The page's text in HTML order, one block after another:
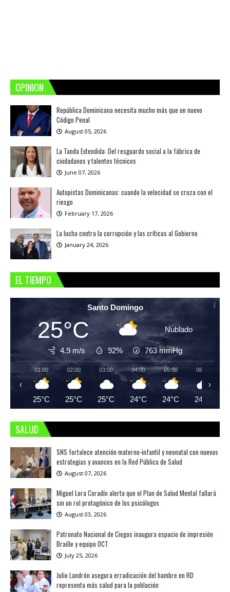
OPINION
República Dominicana necesita mucho más que un nuevo
Código Penal
August 05, 2026
La Tanda Extendida: Del resguardo social a la fábrica de
ciudadanos y talentos técnicos
June 07, 2026
Autopistas Dominicanas: cuando la velocidad se cruza con el
riesgo
February 17, 2026
La lucha contra la corrupción y las críticas al Gobierno
January 24, 2026
EL TIEMPO
Santo Domingo
25°C Nublado
4.9 m/s 92% 763mmHg
01:00
25°C
02:00
25°C
03:00
25°C
04:00
24°C
05:00
24°C
06:00
24°C
‹ ›
SALUD
SNS fortalece atención materno-infantil y neonatal con nuevas
estrategias y avances en la Red Pública de Salud
August 07, 2026
Miguel Lora Coradín alerta que el Plan de Salud Mental fallará
sin un rol protagónico de los psicólogos
August 03, 2026
Patronato Nacional de Ciegos inaugura espacio de impresión
Braille y equipo OCT
July 25, 2026
Julio Landrón asegura erradicación del hambre en RD
representa más salud para la población